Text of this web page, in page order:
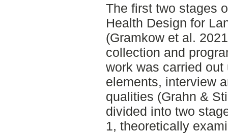
The first two stages
Health Design for
(Gramkow et al.
collection and
work was carried out
elements, interview
qualities (Grahn &
divided into two
1, theoretically